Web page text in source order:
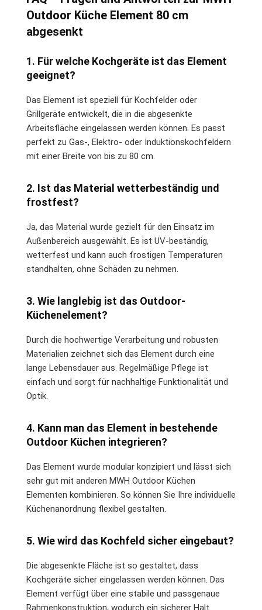
Outdoor Küche Element 80 cm
abgesenkt
1. Für welche Kochgeräte ist das Element
geeignet?
Das Element ist speziell für Kochfelder oder
Grillgeräte entwickelt, die in die abgesenkte
Arbeitsfläche eingelassen werden können. Es passt
perfekt zu Gas-, Elektro- oder Induktionskochfeldern
mit einer Breite von bis zu 80 cm.
2. Ist das Material wetterbeständig und
frostfest?
Ja, das Material wurde gezielt für den Einsatz im
Außenbereich ausgewählt. Es ist UV-beständig,
wetterfest und kann auch frostigen Temperaturen
standhalten, ohne Schäden zu nehmen.
3. Wie langlebig ist das Outdoor-
Küchenelement?
Durch die hochwertige Verarbeitung und robusten
Materialien zeichnet sich das Element durch eine
lange Lebensdauer aus. Regelmäßige Pflege ist
einfach und sorgt für nachhaltige Funktionalität und
Optik.
4. Kann man das Element in bestehende
Outdoor Küchen integrieren?
Das Element wurde modular konzipiert und lässt sich
sehr gut mit anderen MWH Outdoor Küchen
Elementen kombinieren. So können Sie Ihre individuelle
Küchenanordnung flexibel gestalten.
5. Wie wird das Kochfeld sicher eingebaut?
Die abgesenkte Fläche ist so gestaltet, dass
Kochgeräte sicher eingelassen werden können. Das
Element verfügt über eine stabile und passgenaue
Rahmenkonstruktion, wodurch ein sicherer Halt